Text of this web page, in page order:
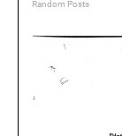
Random Posts